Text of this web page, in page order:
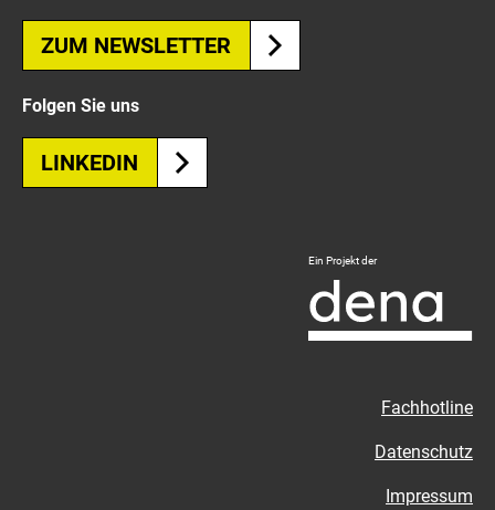
ZUM NEWSLETTER
Folgen Sie uns
LINKEDIN
Logo
Deutsche
Energie-
Agentur
Ein Projekt der
Fachhotline
Datenschutz
Impressum